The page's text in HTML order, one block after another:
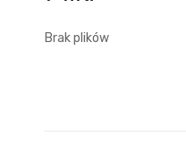
Brak plików